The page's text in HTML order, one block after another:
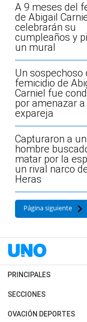
A 9 meses del
de Abigail
celebrarán su
cumpleaños y
un mural
Un sospechoso
femicidio de
Carniel fue
por amenazar a
expareja
Capturaron a un
hombre
matar por la
un rival narco
Heras
Página siguiente
PRINCIPALES
Últimas Noticias
Política
SECCIONES
Horóscopo
OVACIÓN DEPORTES